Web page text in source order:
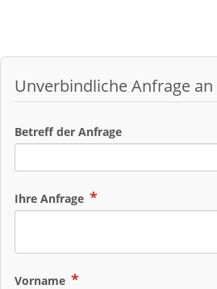
Unverbindliche Anfrage an
Betreff der Anfrage
Ihre Anfrage
Vorname